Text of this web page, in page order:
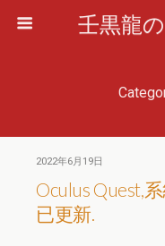
壬黒龍
2022年6月19日
Oculus Quest,
已更新.